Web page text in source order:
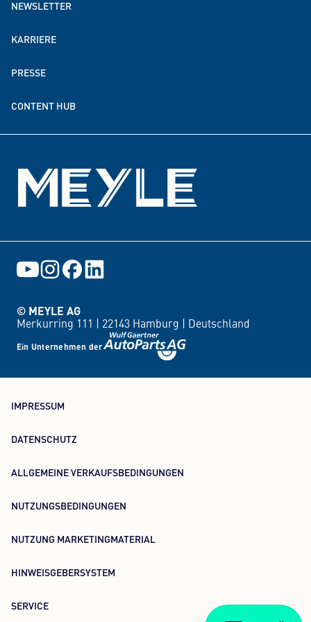
Events
© MEYLE AG
Merkurring 111 | 22143 Hamburg | Deutschland
Ein Unternehmen der
NEWSLETTER
KARRIERE
PRESSE
CONTENT HUB
IMPRESSUM
DATENSCHUTZ
ALLGEMEINE VERKAUFSBEDINGUNGEN
NUTZUNGSBEDINGUNGEN
NUTZUNG MARKETINGMATERIAL
HINWEISGEBERSYSTEM
SERVICE